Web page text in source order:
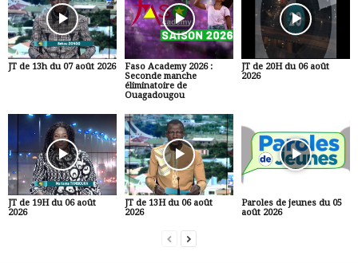
JT de 13h du 07 août 2026
Faso Academy 2026 :
Seconde manche
éliminatoire de
Ouagadougou
JT de 20H du 06 août
2026
JT de 19H du 06 août
2026
JT de 13H du 06 août
2026
Paroles de jeunes du 05
août 2026